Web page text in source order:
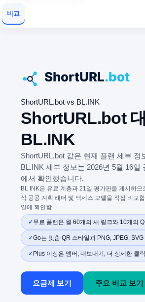
비교
ShortURL.bot vs BL.INK
ShortURL.bot 대
BL.INK
ShortURL.bot 값은 현재 플랜 세부 정
BL.INK 세부 정보는 2026년 5월 16일
에서 확인했습니다.
BL.INK은 유료 계층과 21일 평가판을 게시하므
식 공공 계획 래더 및 액세스 모델을 직접 비교
일에 확인함.
무료 플랜은 월 60개의 새 링크와 10개의
Go는 맞춤 QR 스타일과 PNG, JPEG,
Plus 이상은 멤버, 내보내기, 더 상세한 클
요금제 보기 주요 비교 보기